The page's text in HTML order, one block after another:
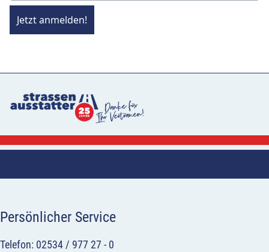
Jetzt anmelden!
Persönlicher Service
Telefon: 02534 / 977 27 - 0